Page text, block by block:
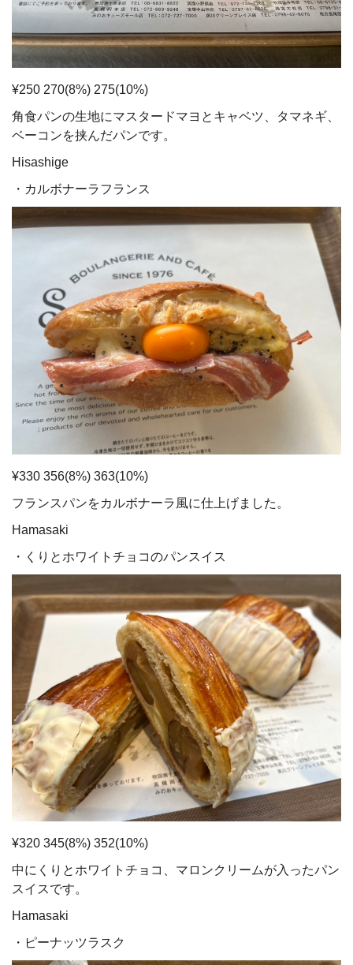
¥250 270(8%) 275(10%)
角食パンの生地にマスタードマヨとキャベツ、タマネギ、
ベーコンを挟んだパンです。
Hisashige
・カルボナーラフランス
¥330 356(8%) 363(10%)
フランスパンをカルボナーラ風に仕上げました。
Hamasaki
・くりとホワイトチョコのパンスイス
¥320 345(8%) 352(10%)
中にくりとホワイトチョコ、マロンクリームが入ったパン
スイスです。
Hamasaki
・ピーナッツラスク